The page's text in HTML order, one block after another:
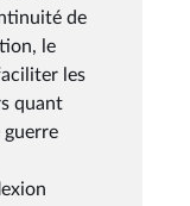
de
le
les
quant
guerre